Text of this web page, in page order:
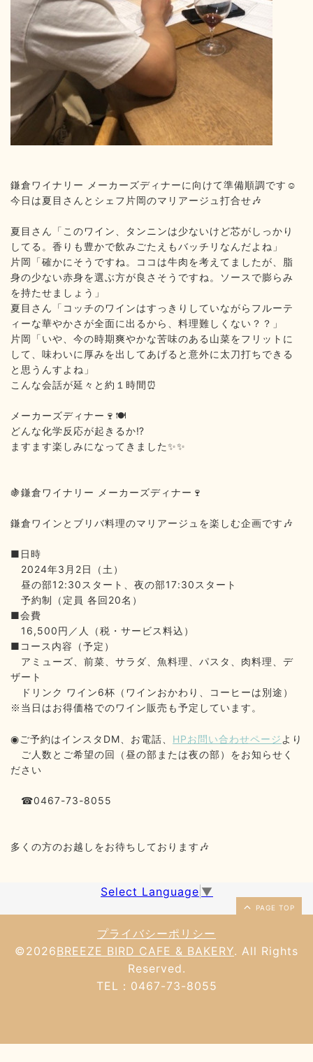
鎌倉ワイナリー メーカーズディナーに向けて準備順調です ☺
今日は夏目さんとシェフ片岡のマリアージュ打合せ🎶
夏目さん「このワイン、タンニンは少ないけど芯がしっかり
してる。香りも豊かで飲みごたえもバッチリなんだよね」
片岡「確かにそうですね。ココは牛肉を考えてましたが、脂
身の少ない赤身を選ぶ方が良さそうですね。ソースで膨らみ
を持たせましょう」
夏目さん「コッチのワインはすっきりしていながらフルーテ
ィーな華やかさが全面に出るから、料理難しくない？？」
片岡「いや、今の時期爽やかな苦味のある山菜をフリットに
して、味わいに厚みを出してあげると意外に太刀打ちできる
と思うんすよね」
こんな会話が延々と約１時間⏰
メーカーズディナー 🍷🍽
どんな化学反応が起きるか⁉️
ますます楽しみになってきました✨✨
🍇鎌倉ワイナリー メーカーズディナー 🍷
鎌倉ワインとブリバ料理のマリアージュを楽しむ企画です 🎶
■ 日時
2024年3 月 2日（土）
昼の部12:30 スタート、夜の部17:30 スタート
予約制（定員 各回20名）
■会費
16,500円／人（税・サービス料込）
■ コース内容（予定）
アミューズ、前菜、サラダ、魚料理、パスタ、肉料理、デ
ザート
ドリンク ワイン6杯（ワインおかわり、コーヒーは別途）
※ 当日はお得価格でのワイン販売も予定しています。
◉ご予約はインスタ DM 、お電話、 HPお問い合わせページ より
ご人数とご希望の回（昼の部または夜の部）をお知らせく
ださい
☎0467-73-8055
多くの方のお越しをお待ちしております 🎶
Select Language ▼
PAGE TOP
プライバシーポリシー
©2026BREEZE BIRD CAFE & BAKERY. All Rights
Reserved.
TEL：0467-73-8055